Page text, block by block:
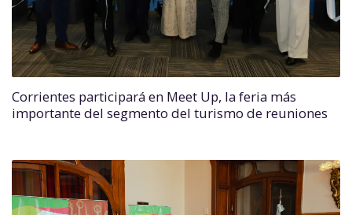
Corrientes participará en Meet Up, la feria más
importante del segmento del turismo de reuniones